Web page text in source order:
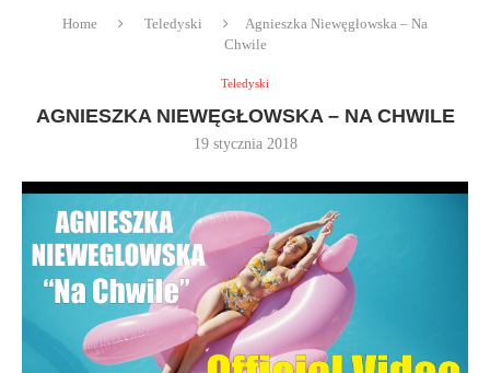
Home Teledyski
Agnieszka Niewęgłowska – Na
Chwile
Teledyski
AGNIESZKA NIEWĘGŁOWSKA – NA CHWILE
19 stycznia 2018